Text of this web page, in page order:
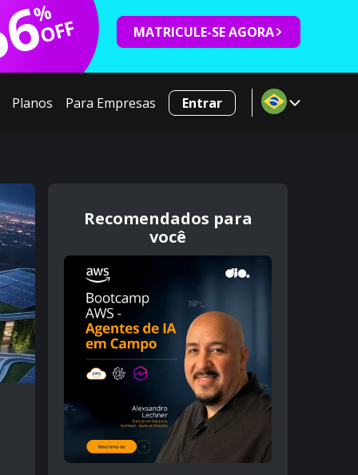
%
OFF MATRICULE-SE AGORA
Planos Para Empresas Entrar
Recomendados para
você